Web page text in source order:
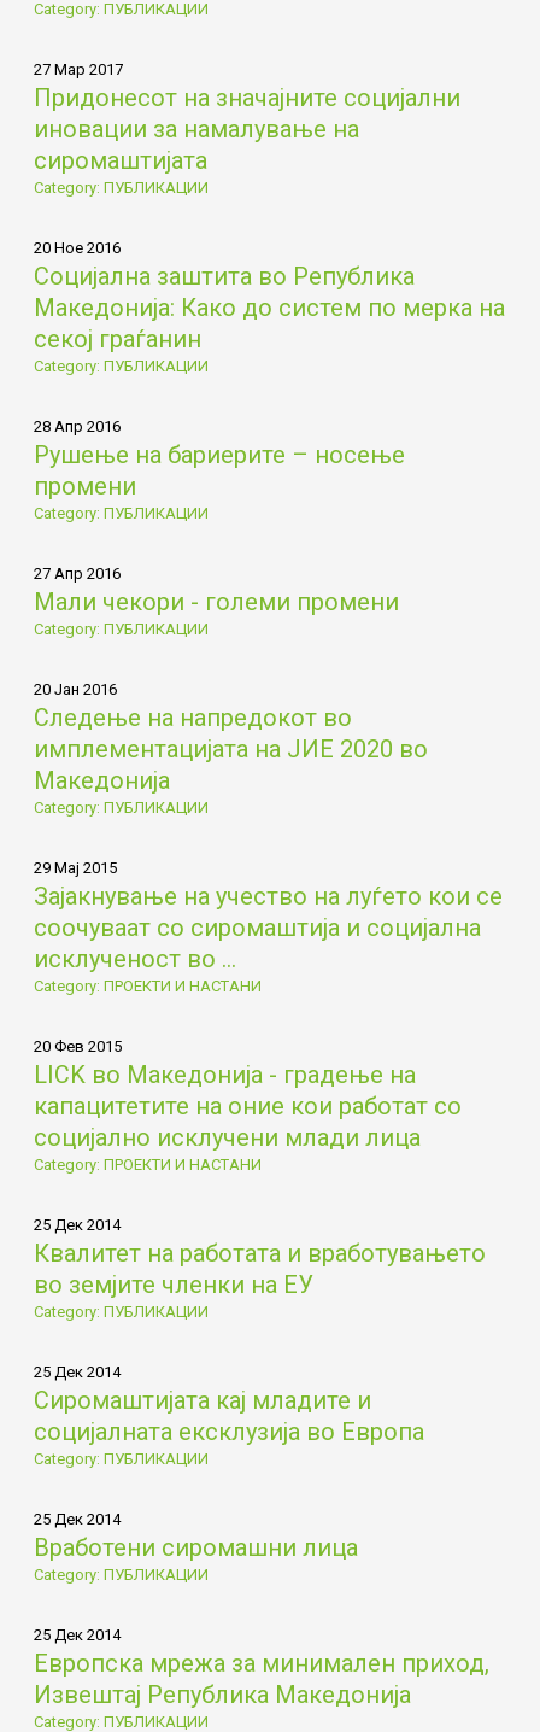
Category: ПУБЛИКАЦИИ
27 Мар 2017
Придонесот на значајните социјални
иновации за намалување на
сиромаштијата
Category: ПУБЛИКАЦИИ
20 Ное 2016
Социјална заштита во Република
Македонија: Како до систем по мерка на
секој граѓанин
Category: ПУБЛИКАЦИИ
28 Апр 2016
Рушење на бариерите – носење
промени
Category: ПУБЛИКАЦИИ
27 Апр 2016
Мали чекори - големи промени
Category: ПУБЛИКАЦИИ
20 Јан 2016
Следење на напредокот во
имплементацијата на ЈИЕ 2020 во
Македонија
Category: ПУБЛИКАЦИИ
29 Мај 2015
Зајакнување на учество на луѓето кои се
соочуваат со сиромаштија и социјална
исклученост во ...
Category: ПРОЕКТИ И НАСТАНИ
20 Фев 2015
LICK во Македонија - градење на
капацитетите на оние кои работат со
социјално исклучени млади лица
Category: ПРОЕКТИ И НАСТАНИ
25 Дек 2014
Квалитет на работата и вработувањето
во земјите членки на ЕУ
Category: ПУБЛИКАЦИИ
25 Дек 2014
Сиромаштијата кај младите и
социјалната ексклузија во Европа
Category: ПУБЛИКАЦИИ
25 Дек 2014
Вработени сиромашни лица
Category: ПУБЛИКАЦИИ
25 Дек 2014
Европска мрежа за минимален приход,
Извештај Република Македонија
Category: ПУБЛИКАЦИИ